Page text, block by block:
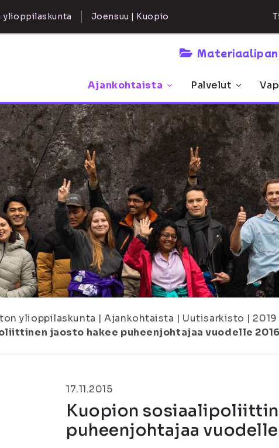
Joensuu | Kuopio
Ajankohtaista Palvelut
ylioppilaskunta | Ajankohtaista | Uutisarkisto | 2019
jaosto hakee puheenjohtajaa vuodelle 2016
17.11.2015
Kuopion
puheenjohtajaa